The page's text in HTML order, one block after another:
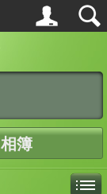
相簿